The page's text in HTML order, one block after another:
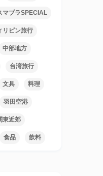
マブラSPECIAL
リピン旅行
中部地方
台湾旅行
文具 料理
羽田空港
東近郊
食品 飲料